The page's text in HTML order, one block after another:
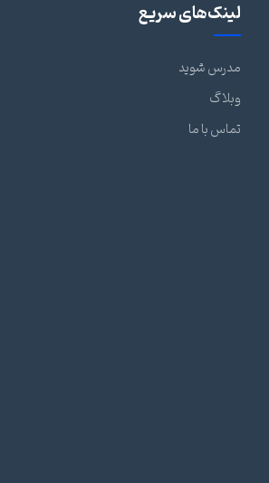
لینک‌های سریع
مدرس شوید
وبلاگ
تماس با ما